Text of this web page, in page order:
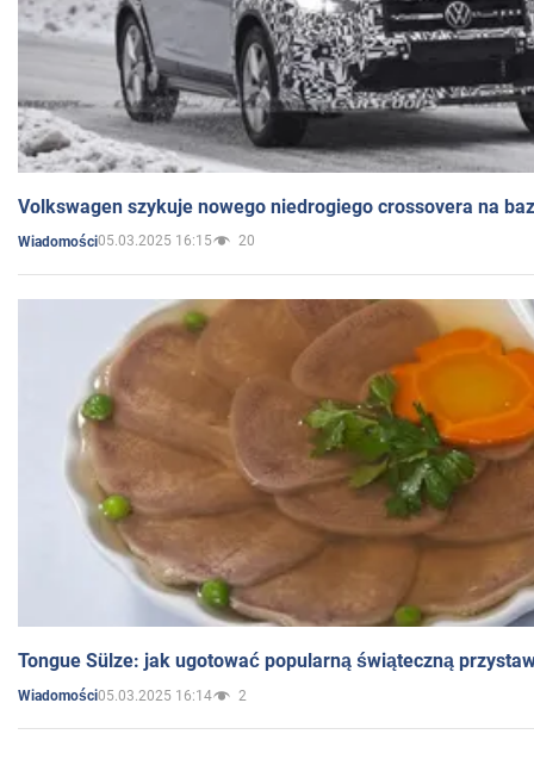
Volkswagen szykuje nowego niedrogiego crossovera na
Wiadomości05.03.2025 16:15 20
Tongue Sülze: jak ugotować popularną świąteczną
Wiadomości05.03.2025 16:14 2